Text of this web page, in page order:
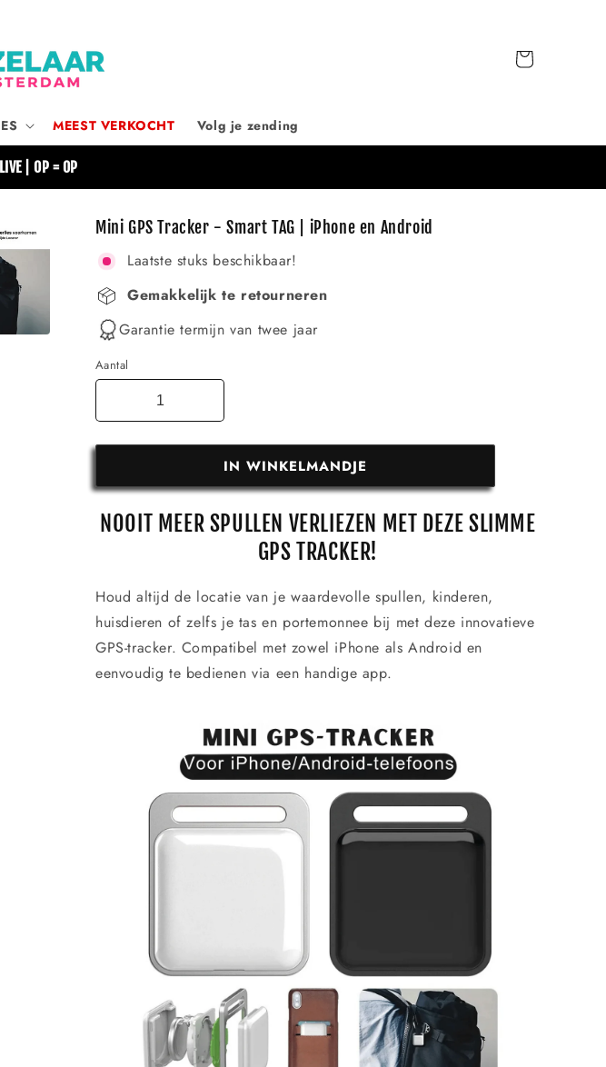
MEEST VERKOCHT Volg je zending
Winkelwagen
| OP = OP
Mini GPS Tracker - Smart TAG | iPhone en Android
Laatste stuks beschikbaar!
Gemakkelijk te retourneren
Garantie termijn van twee jaar
Aantal
IN WINKELMANDJE
NOOIT MEER SPULLEN VERLIEZEN MET DEZE SLIMME
GPS TRACKER!
Houd altijd de locatie van je waardevolle spullen, kinderen,
huisdieren of zelfs je tas en portemonnee bij met deze innovatieve
GPS-tracker. Compatibel met zowel iPhone als Android en
eenvoudig te bedienen via een handige app.